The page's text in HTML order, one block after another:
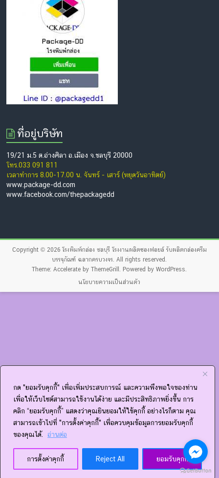
กด "ยอมรับคุกกี้" เพื่อเพิ่มประสบการณ์ และความพึงพอใจของท่าน
เพื่อให้เว็บไซต์สามารถใช้งานได้ง่าย และมีประสิทธิภาพยิ่งขึ้น การ
คลิก “ยอมรับคุกกี้” แสดงว่าคุณยินยอมให้ใช้คุกกี้ อย่างไรก็ตาม คุณ
สามารถเข้าไปที่ "การตั้งค่าคุกกี้" เพื่อควบคุมข้อมูลการยอมรับคุกกี้
ของคุณได้.
อ่านต่อ
การตั้งค่าคุกกี้ Reject All ยอมรับคุกกี้
ที่อยู่บริษัท
19/21 ม.5 ต.อ่างศิลา อ.เมือง จ.ชลบุรี 20000
โทร.033 091 811
เวลาทำการ 8.00-17.00 น. จันทร์ - เสาร์ (หยุดวันอาทิตย์)
www.package-dd.com
www.facebook.com/thepackagedd
Copyright © 2026 โรงพิมพ์กล่อง ชลบุรี โรงงานผลิตซองฟอยล์ รับผลิตกล่องครีม
บรรจุภัณฑ์ ฉลากครบวงจร. All rights reserved.
Theme:Accelerate by ThemeGrill. Powered byWordPress.
นโยบายความเป็นส่วนตัว